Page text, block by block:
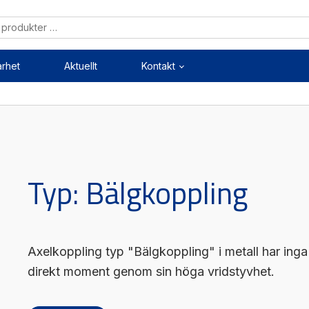
Aktuellt Kontakt
Pulsgivare / Encoders
Wire-moduler
Typ: Bälgkoppling
Axelkoppling typ "Bälgkoppling" i metall har
direkt moment genom sin höga vridstyvhet.